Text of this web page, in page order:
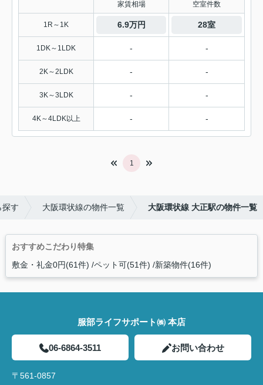
家賃相場 空室件数
1R～1K 6.9万円 28室
1DK～1LDK - -
2K～2LDK - -
3K～3LDK - -
4K～4LDK以上 - -
1
探す 大阪環状線の物件一覧 大阪環状線 大正駅の物件一覧
おすすめこだわり特集
敷金・礼金0円(61件) ペット可(51件) 新築物件(16件)
服部ライフサポート㈱ 本店
06-6864-3511 お問い合わせ
〒561-0857